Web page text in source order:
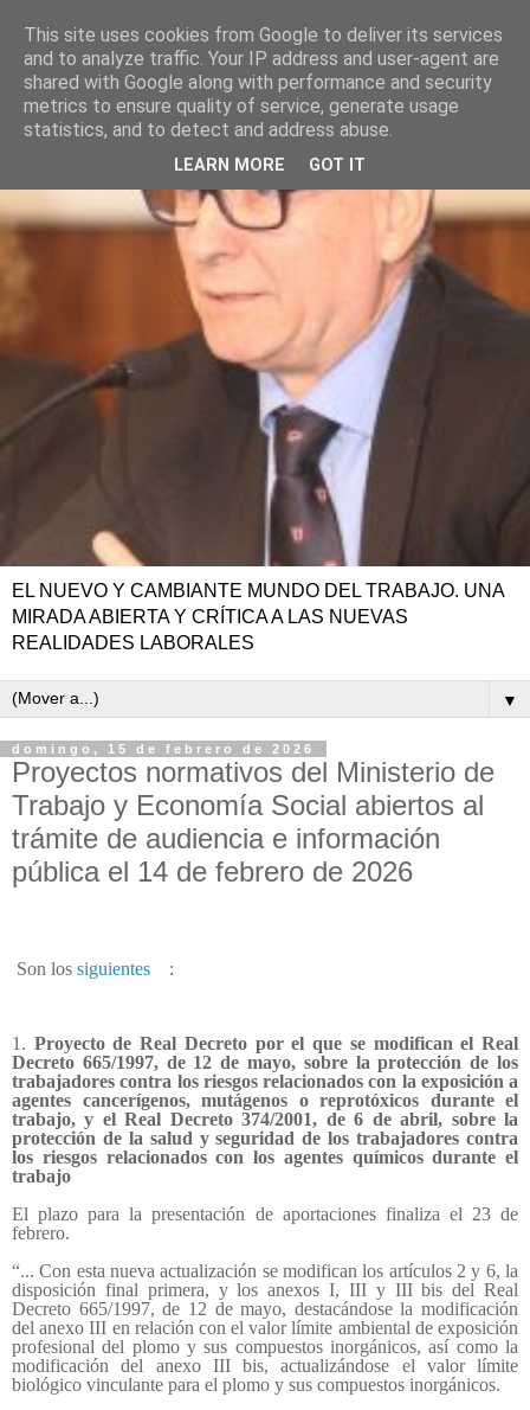
EL NUEVO Y CAMBIANTE MUNDO DEL TRABAJO. UNA
MIRADA ABIERTA Y CRÍTICA A LAS NUEVAS
REALIDADES LABORALES
▼
domingo, 15 de febrero de 2026
Proyectos normativos del Ministerio de
Trabajo y Economía Social abiertos al
trámite de audiencia e información
pública el 14 de febrero de 2026
Son los siguientes :
1. Proyecto de Real Decreto por el que se modifican el Real
Decreto 665/1997, de 12 de mayo, sobre la protección de los
trabajadores contra los riesgos relacionados con la exposición a
agentes cancerígenos, mutágenos o reprotóxicos durante el
trabajo, y el Real Decreto 374/2001, de 6 de abril, sobre la
protección de la salud y seguridad de los trabajadores contra
los riesgos relacionados con los agentes químicos durante el
trabajo
El plazo para la presentación de aportaciones finaliza el 23 de
febrero.
“... Con esta nueva actualización se modifican los artículos 2 y 6, la
disposición final primera, y los anexos I, III y III bis del Real
Decreto 665/1997, de 12 de mayo, destacándose la modificación
del anexo III en relación con el valor límite ambiental de exposición
profesional del plomo y sus compuestos inorgánicos, así como la
modificación del anexo III bis, actualizándose el valor límite
biológico vinculante para el plomo y sus compuestos inorgánicos.
This site uses cookies from Google to deliver its services
and to analyze traffic. Your IP address and user-agent are
shared with Google along with performance and security
metrics to ensure quality of service, generate usage
statistics, and to detect and address abuse.
LEARN MORE GOT IT